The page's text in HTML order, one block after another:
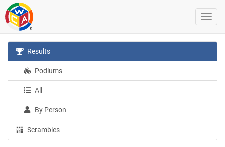
Results
Podiums
All
By Person
Scrambles